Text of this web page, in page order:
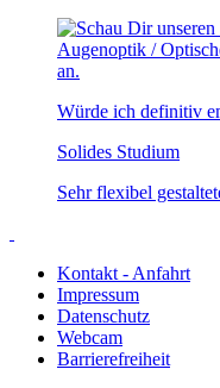
Würde ich definitiv
Solides Studium
Sehr flexibel
Kontakt - Anfahrt
Impressum
Datenschutz
Webcam
Barrierefreiheit